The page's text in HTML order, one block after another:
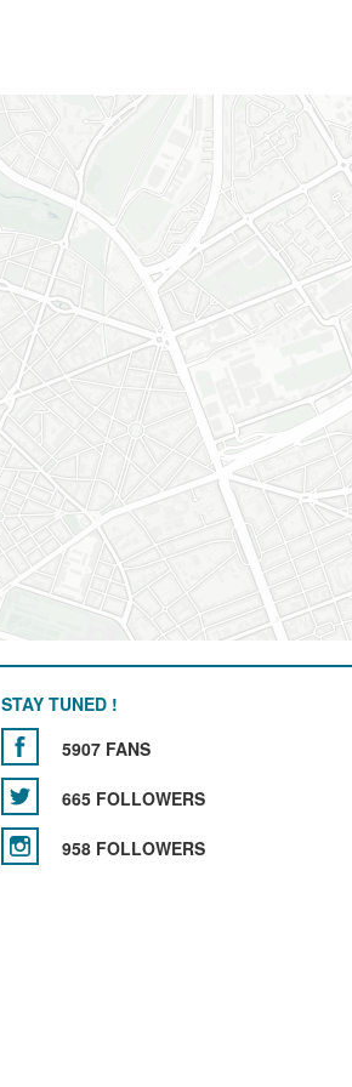
STAY TUNED !
5907 FANS
665 FOLLOWERS
958 FOLLOWERS